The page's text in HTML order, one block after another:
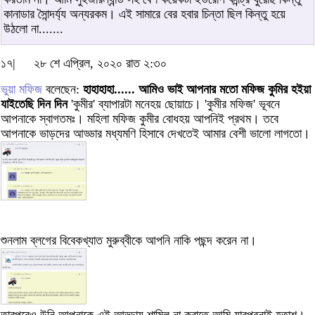
কানাডার সৈান্দর্য্য অন্যরকম। এই সামারে বের হবার চিন্তা ছিল কিন্তু হয়ে
উঠলো না.......
১৭|
২৮ শে এপ্রিল, ২০২০ রাত ২:৩০
ভুয়া মফিজ বলেছেন: হাহাহাহা...... আমিও ভাই আপনার মতো মফিজ কুমির হইয়া
যাইতেছি দিন দিন 'কুমীর' ব্যাপারটা মনেহয় ছোয়াচে। 'কুমীর মফিজ' ভূবনে
আপনাকে স্বাগতমঃ। মহিলা মফিজ কুমীর বোধহয় আপনিই প্রথম। তবে
আপনাকে ভাড়দের আড্ডার মধ্যমণি হিসাবে দেখতেই আমার বেশী ভালো লাগতো।
শুনলাম ব্লগের বিবেকখ্যাত মুরুব্বীকে আপনি নাকি পছন্দ করেন না।